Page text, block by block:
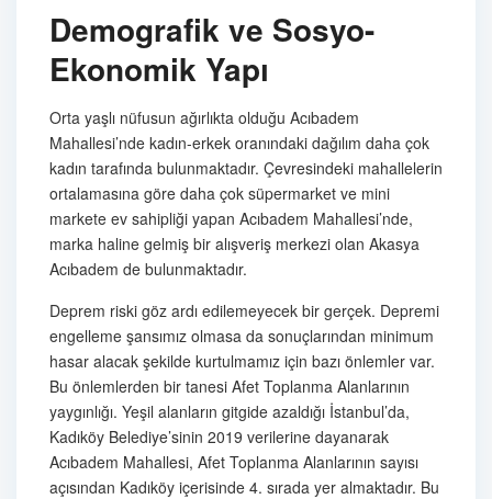
Demografik ve Sosyo-
Ekonomik Yapı
Orta yaşlı nüfusun ağırlıkta olduğu Acıbadem
Mahallesi’nde kadın-erkek oranındaki dağılım daha çok
kadın tarafında bulunmaktadır. Çevresindeki mahallelerin
ortalamasına göre daha çok süpermarket ve mini
markete ev sahipliği yapan Acıbadem Mahallesi’nde,
marka haline gelmiş bir alışveriş merkezi olan Akasya
Acıbadem de bulunmaktadır.
Deprem riski göz ardı edilemeyecek bir gerçek. Depremi
engelleme şansımız olmasa da sonuçlarından minimum
hasar alacak şekilde kurtulmamız için bazı önlemler var.
Bu önlemlerden bir tanesi Afet Toplanma Alanlarının
yaygınlığı. Yeşil alanların gitgide azaldığı İstanbul’da,
Kadıköy Belediye’sinin 2019 verilerine dayanarak
Acıbadem Mahallesi, Afet Toplanma Alanlarının sayısı
açısından Kadıköy içerisinde 4. sırada yer almaktadır. Bu